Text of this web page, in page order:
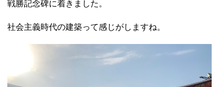
戦勝記念碑に着きました。
社会主義時代の建築って感じがしますね。